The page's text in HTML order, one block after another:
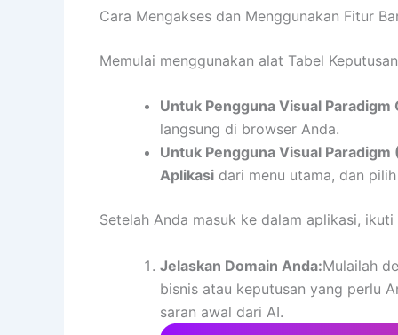
Cara Mengakses dan Menggunakan Fitur
Memulai menggunakan alat Tabel
Untuk Pengguna Visual Paradigm
langsung di browser Anda.
Untuk Pengguna Visual
Aplikasi dari menu utama, dan
Setelah Anda masuk ke dalam aplikasi,
Jelaskan Domain Anda:Mulailah
bisnis atau keputusan yang perlu
saran awal dari AI.